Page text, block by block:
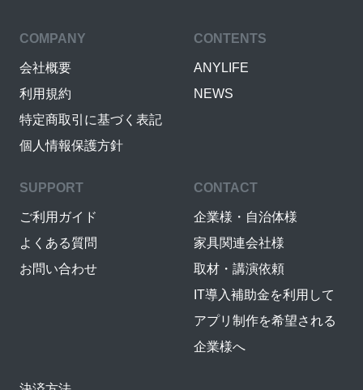
COMPANY
会社概要
利用規約
特定商取引に基づく表記
個人情報保護方針
CONTENTS
ANYLIFE
NEWS
SUPPORT
ご利用ガイド
よくある質問
お問い合わせ
CONTACT
企業様・自治体様
家具関連会社様
取材・講演依頼
IT導入補助金を利用して
アプリ制作を希望される
企業様へ